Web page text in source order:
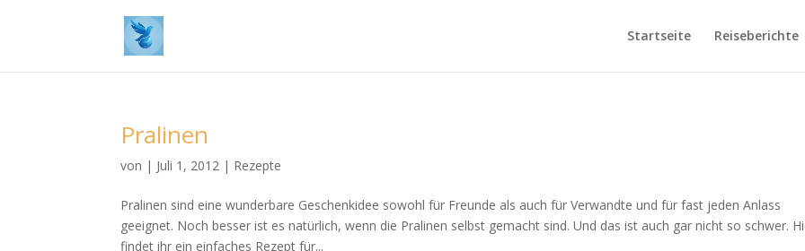
Startseite Reiseberichte
Pralinen
von | Juli 1, 2012 | Rezepte
Pralinen sind eine wunderbare Geschenkidee sowohl für Freunde als auch für Verwandte und für fast jeden Anlass
geeignet. Noch besser ist es natürlich, wenn die Pralinen selbst gemacht sind. Und das ist auch gar nicht so schwer.
findet ihr ein einfaches Rezept für...